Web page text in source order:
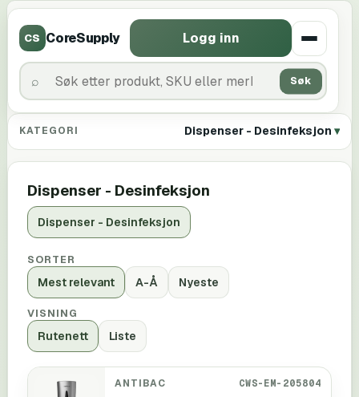
CS CoreSupply
Søk
Logg inn
KATEGORI Dispenser - Desinfeksjon
Dispenser - Desinfeksjon
Dispenser - Desinfeksjon
SORTER
Mest relevant A-Å Nyeste
VISNING
Rutenett Liste
ANTIBAC CWS-EM-205804